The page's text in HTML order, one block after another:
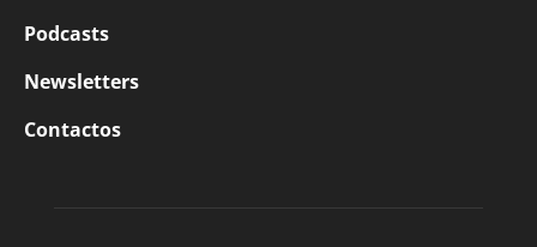
Podcasts
Newsletters
Contactos